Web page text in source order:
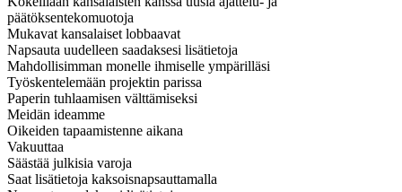
päätöksentekomuotoja
Mukavat kansalaiset lobbaavat
Napsauta uudelleen saadaksesi lisätietoja
Mahdollisimman monelle ihmiselle ympärilläsi
Työskentelemään projektin parissa
Paperin tuhlaamisen välttämiseksi
Meidän ideamme
Oikeiden tapaamistenne aikana
Vakuuttaa
Säästää julkisia varoja
Saat lisätietoja kaksoisnapsauttamalla